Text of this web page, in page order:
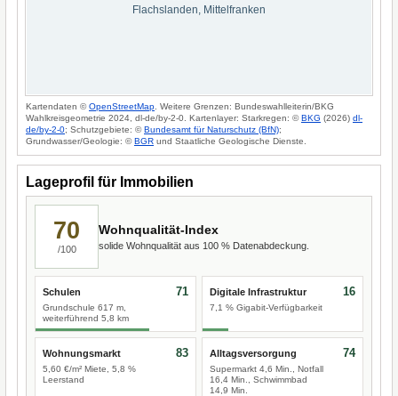
Flachslanden, Mittelfranken
Kartendaten ©OpenStreetMap . Weitere Grenzen: Bundeswahlleiterin/BKG
Wahlkreisgeometrie 2024, dl-de/by-2-0. Kartenlayer: Starkregen: ©BKG (2026) dl-
de/by-2-0; Schutzgebiete: ©Bundesamt für Naturschutz (BfN);
Grundwasser/Geologie: ©BGR und Staatliche Geologische Dienste.
Lageprofil für Immobilien
70
/100
Wohnqualität-Index
solide Wohnqualität aus 100 % Datenabdeckung.
Schulen
Grundschule 617 m,
weiterführend 5,8 km
71 Digitale Infrastruktur
7,1 % Gigabit-Verfügbarkeit
16
Wohnungsmarkt
5,60 €/m² Miete, 5,8 %
Leerstand
83 Alltagsversorgung
Supermarkt 4,6 Min., Notfall
16,4 Min., Schwimmbad
14,9 Min.
74